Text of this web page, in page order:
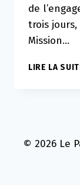
de
trois
Mission…
LIRE LA
© 2026 Le